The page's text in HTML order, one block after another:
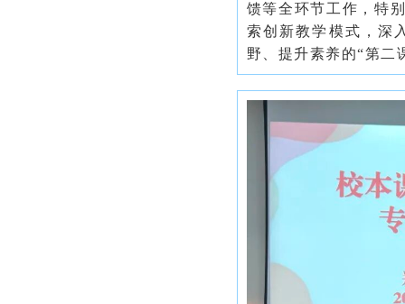
馈等全环节工作，特
索创新教学模式，深
野、提升素养的“第二